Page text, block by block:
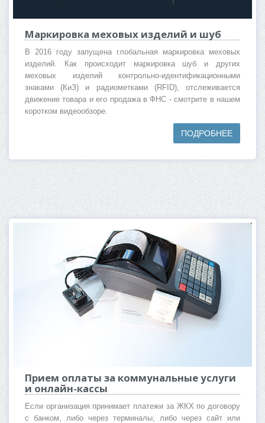
Маркировка меховых изделий и шуб
В 2016 году запущена глобальная маркировка меховых
изделий. Как происходит маркировка шуб и других
меховых изделий контрольно-идентификационными
знаками (КиЗ) и радиометками (RFID), отслеживается
движение товара и его продажа в ФНС - смотрите в нашем
коротком видеообзоре.
ПОДРОБНЕЕ
Прием оплаты за коммунальные услуги
и онлайн-кассы
Если организация принимает платежи за ЖКХ по договору
с банком, либо через терминалы, либо через сайт или